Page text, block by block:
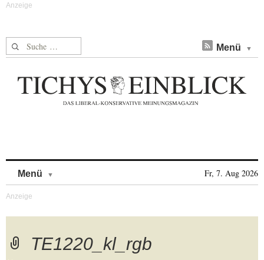
Suche nach: Menü
Menü Fr, 7. Aug 2026
TE1220_kl_rgb